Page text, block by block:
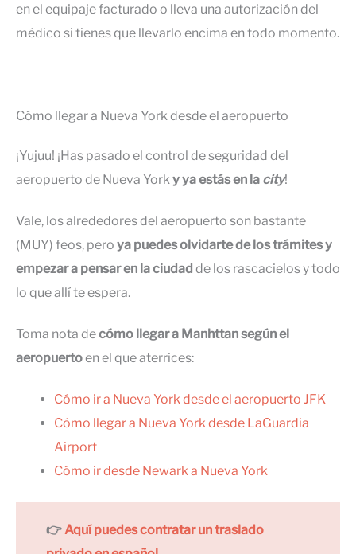
en el equipaje facturado o lleva una autorización del
médico si tienes que llevarlo encima en todo momento.
Cómo llegar a Nueva York desde el aeropuerto
¡Yujuu! ¡Has pasado el control de seguridad del
aeropuerto de Nueva York y ya estás en la city!
Vale, los alrededores del aeropuerto son bastante
(MUY) feos, pero ya puedes olvidarte de los trámites y
empezar a pensar en la ciudad de los rascacielos y todo
lo que allí te espera.
Toma nota decómo llegar a Manhttan según el
aeropuertoen el que aterrices:
Cómo ir a Nueva York desde el aeropuerto JFK
Cómo llegar a Nueva York desde LaGuardia
Airport
Cómo ir desde Newark a Nueva York
👉Aquí puedes contratar un traslado